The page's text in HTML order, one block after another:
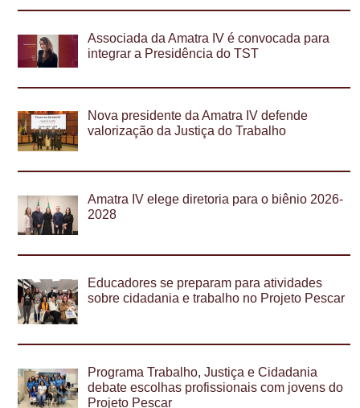
Associada da Amatra IV é convocada para
integrar a Presidência do TST
Nova presidente da Amatra IV defende
valorização da Justiça do Trabalho
Amatra IV elege diretoria para o biênio 2026-
2028
Educadores se preparam para atividades
sobre cidadania e trabalho no Projeto Pescar
Programa Trabalho, Justiça e Cidadania
debate escolhas profissionais com jovens do
Projeto Pescar